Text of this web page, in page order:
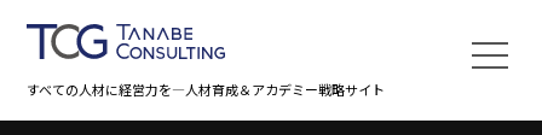
すべての人材に経営力を―人材育成＆アカデミー戦略サイト